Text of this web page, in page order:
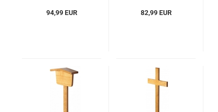
94,99 EUR 82,99 EUR